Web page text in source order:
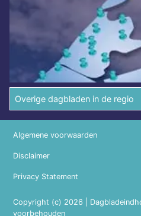
Overige dagbladen in de regio
Copyright (c) 2026 |
voorbehouden
Algemene voorwaarden
Disclaimer
Privacy Statement